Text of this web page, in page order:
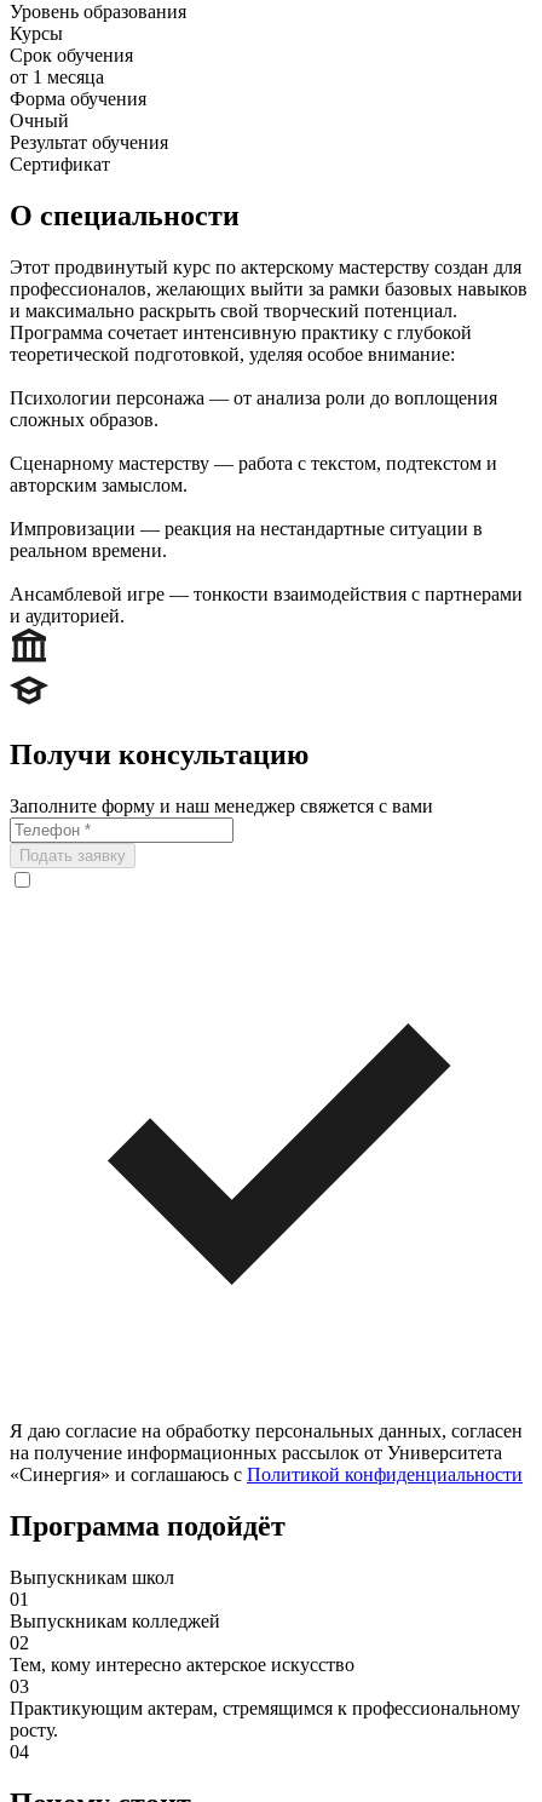
Уровень образования
Курсы
Срок обучения
от 1 месяца
Форма обучения
Очный
Результат обучения
Сертификат
О специальности
Этот продвинутый курс по актерскому мастерству создан для
профессионалов, желающих выйти за рамки базовых навыков
и максимально раскрыть свой творческий потенциал.
Программа сочетает интенсивную практику с глубокой
теоретической подготовкой, уделяя особое внимание:
Психологии персонажа — от анализа роли до воплощения
сложных образов.
Сценарному мастерству — работа с текстом, подтекстом и
авторским замыслом.
Импровизации — реакция на нестандартные ситуации в
реальном времени.
Ансамблевой игре — тонкости взаимодействия с партнерами
и аудиторией.
Получи консультацию
Заполните форму и наш менеджер свяжется с вами
Подать заявку
Я даю согласие на обработку персональных данных, согласен
на получение информационных рассылок от Университета
«Синергия» и соглашаюсь c Политикой конфиденциальности
Программа подойдёт
Выпускникам школ
01
Выпускникам колледжей
02
Тем, кому интересно актерское искусство
03
Практикующим актерам, стремящимся к профессиональному
росту.
04